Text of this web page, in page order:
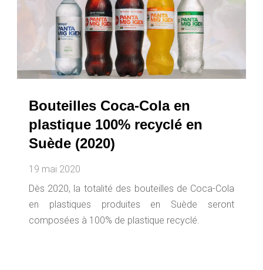
Bouteilles Coca-Cola en
plastique 100% recyclé en
Suède (2020)
19 mai 2020
Dès 2020, la totalité des bouteilles de Coca-Cola
en plastiques produites en Suède seront
composées à 100% de plastique recyclé.